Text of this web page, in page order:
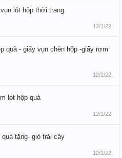
lót hộp thời trang
12/1/22
quà - giấy vụn chèn hộp -giấy rơm
12/1/22
lót hộp quà
12/1/22
tặng- giỏ trái cây
12/1/22